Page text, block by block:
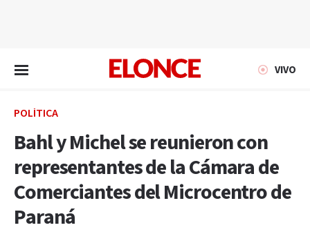
VIVO
POLÍTICA
Bahl y Michel se reunieron con
representantes de la Cámara de
Comerciantes del Microcentro de
Paraná